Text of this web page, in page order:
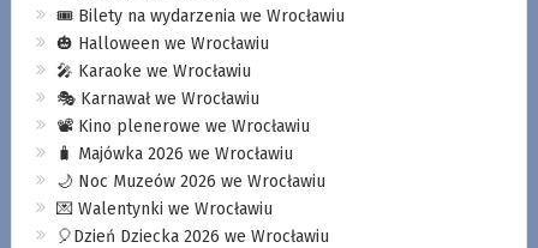
🎟️ Bilety na wydarzenia we Wrocławiu
🎃 Halloween we Wrocławiu
🎤 Karaoke we Wrocławiu
🎭 Karnawał we Wrocławiu
📽️ Kino plenerowe we Wrocławiu
🧳 Majówka 2026 we Wrocławiu
🌙 Noc Muzeów 2026 we Wrocławiu
💌 Walentynki we Wrocławiu
🎈Dzień Dziecka 2026 we Wrocławiu